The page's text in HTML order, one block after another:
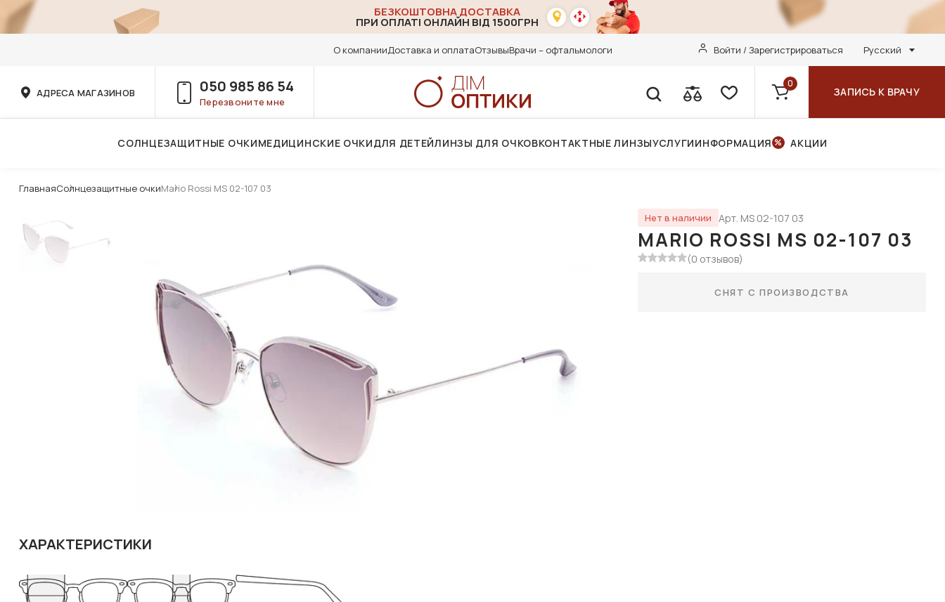
БЕЗКОШТОВНА ДОСТАВКА
ПРИ ОПЛАТІ ОНЛАЙН ВІД 1500ГРН
О компанииДоставка и оплатаОтзывыВрачи – офтальмологи Войти / Зарегистрироваться Русский
АДРЕСА МАГАЗИНОВ 050 985 86 54
Перезвоните мне
0
ЗАПИСЬ К ВРАЧУ
СОЛНЦЕЗАЩИТНЫЕ ОЧКИМЕДИЦИНСКИЕ ОЧКИДЛЯ ДЕТЕЙЛИНЗЫ ДЛЯ ОЧКОВКОНТАКТНЫЕ ЛИНЗЫУСЛУГИИНФОРМАЦИЯ АКЦИИ
ГлавнаяСолнцезащитные очкиMario Rossi MS 02-107 03
Нет в наличии Арт. MS 02-107 03
MARIO ROSSI MS 02-107 03
(0 отзывов)
СНЯТ С ПРОИЗВОДСТВА
ХАРАКТЕРИСТИКИ